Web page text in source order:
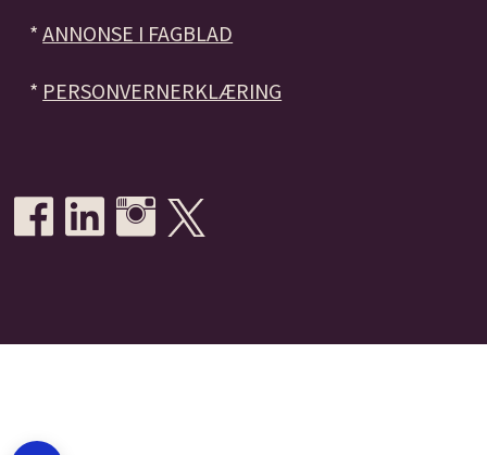
*ANNONSE I FAGBLAD
* PERSONVERNERKLÆRING